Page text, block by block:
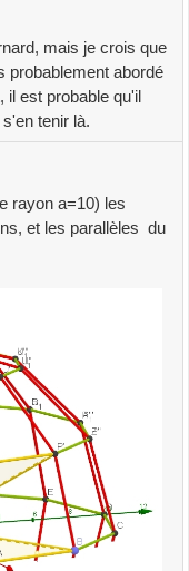
mais je crois que
probablement abordé
est probable qu'il
tenir là.
rayon a=10) les
et les parallèles du